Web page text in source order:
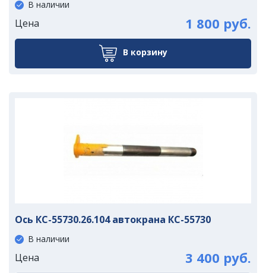
В наличии
Цена 1 800 руб.
В корзину
Ось КС-55730.26.104 автокрана КС-55730
В наличии
Цена 3 400 руб.